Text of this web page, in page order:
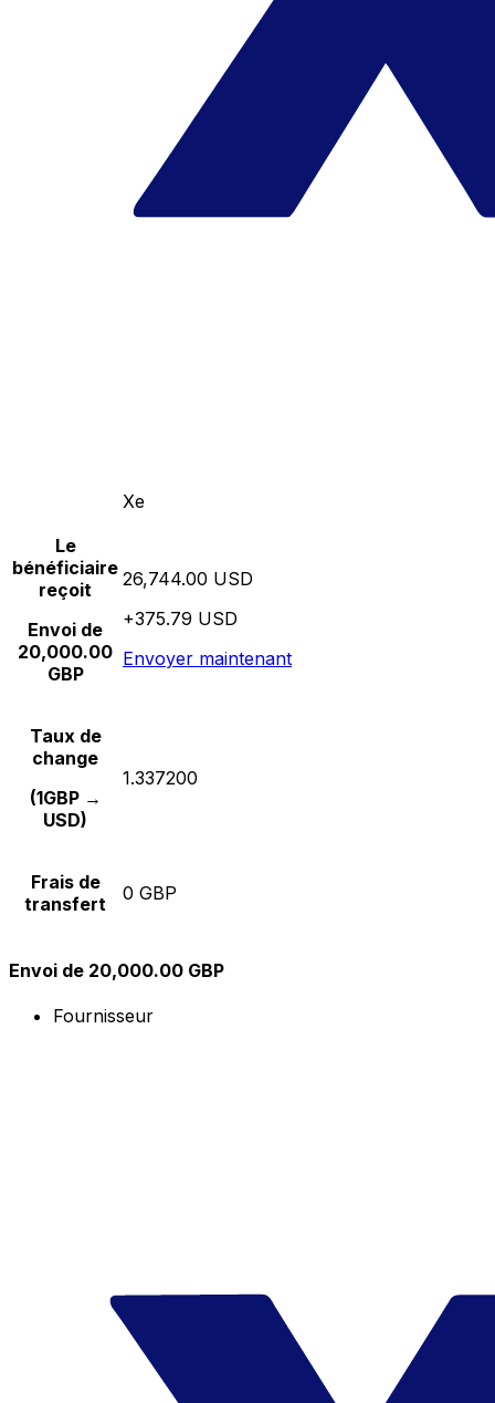
Xe
Le
bénéficiaire
reçoit
Envoi de
20,000.00
GBP
26,744.00 USD
+375.79 USD
Envoyer maintenant
Taux de
change
(1GBP →
USD)
1.337200
Frais de
transfert
0 GBP
Envoi de 20,000.00 GBP
Fournisseur